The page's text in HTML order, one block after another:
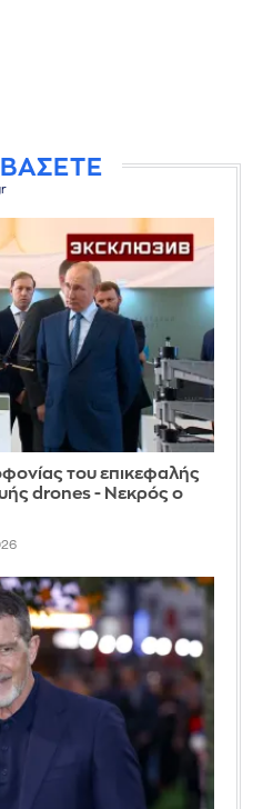
του επικεφαλής
drones - Νεκρός ο